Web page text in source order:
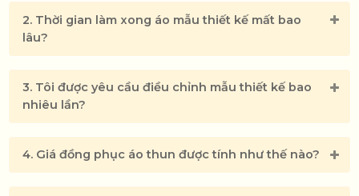
2. Thời gian làm xong áo mẫu thiết kế mất bao
lâu?
3. Tôi được yêu cầu điều chỉnh mẫu thiết kế bao
nhiêu lần?
4. Giá đồng phục áo thun được tính như thế nào?